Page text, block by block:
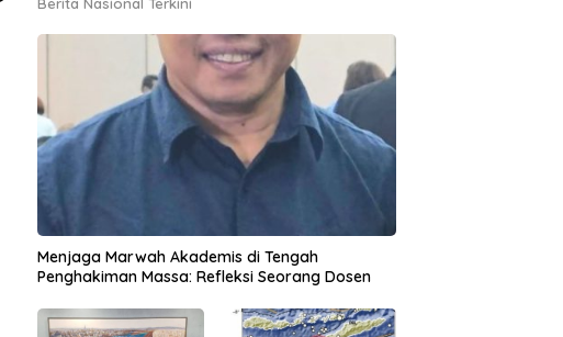
Berita Nasional Terkini
Menjaga Marwah Akademis di Tengah
Penghakiman Massa: Refleksi Seorang Dosen